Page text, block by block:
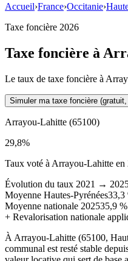
Accueil›France›Occitanie›
Taxe foncière 2026
Taxe foncière à
Le taux de taxe foncière à
Simuler ma taxe foncière
Arrayou-Lahitte (65100)
29,8%
Taux voté à Arrayou-Lahitte en
Évolution du taux 2021 →
Moyenne Hautes-Pyrénées33,3
Moyenne nationale 202535,9 %
+ Revalorisation nationale
À Arrayou-Lahitte (65100,
communal est resté stable